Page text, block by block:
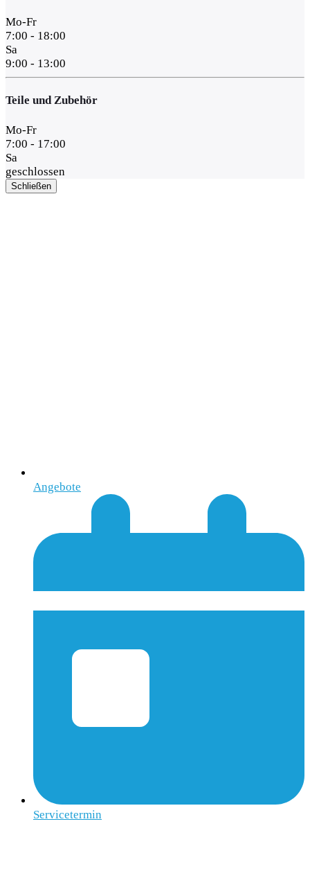
Mo-Fr
7:00 - 18:00
Sa
9:00 - 13:00
Teile und Zubehör
Mo-Fr
7:00 - 17:00
Sa
geschlossen
Schließen
Angebote
Servicetermin